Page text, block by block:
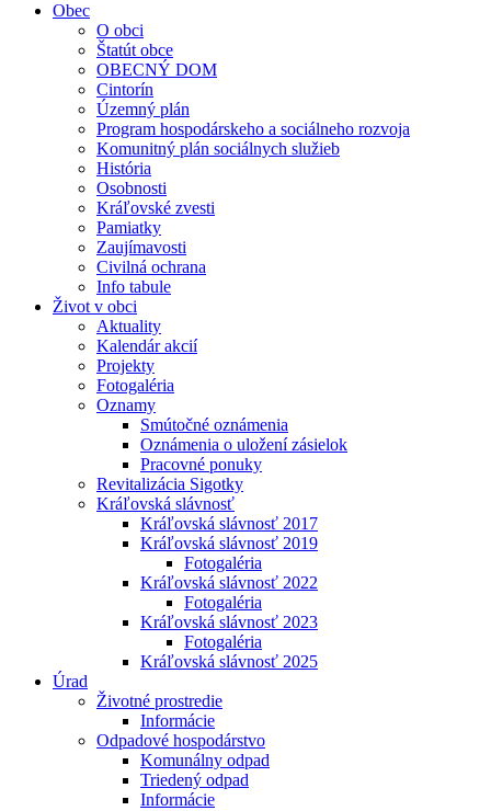
Obec
O obci
Štatút obce
OBECNÝ DOM
Cintorín
Územný plán
Program hospodárskeho a sociálneho rozvoja
Komunitný plán sociálnych služieb
História
Osobnosti
Kráľovské zvesti
Pamiatky
Zaujímavosti
Civilná ochrana
Info tabule
Život v obci
Aktuality
Kalendár akcií
Projekty
Fotogaléria
Oznamy
Smútočné oznámenia
Oznámenia o uložení zásielok
Pracovné ponuky
Revitalizácia Sigotky
Kráľovská slávnosť
Kráľovská slávnosť 2017
Kráľovská slávnosť 2019
Fotogaléria
Kráľovská slávnosť 2022
Fotogaléria
Kráľovská slávnosť 2023
Fotogaléria
Kráľovská slávnosť 2025
Úrad
Životné prostredie
Informácie
Odpadové hospodárstvo
Komunálny odpad
Triedený odpad
Informácie